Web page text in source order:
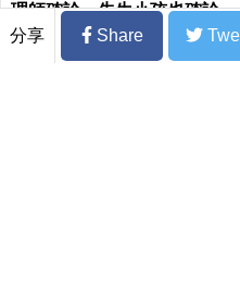
理師確診，先生小孩也確診
分享 Share